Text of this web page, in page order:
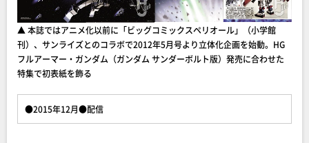
▲ 本誌ではアニメ化以前に「ビッグコミックスペリオール」（小学館
刊）、サンライズとのコラボで2012年5月号より立体化企画を始動。HG
フルアーマー・ガンダム（ガンダム サンダーボルト版）発売に合わせた
特集で初表紙を飾る
●2015年12月●配信